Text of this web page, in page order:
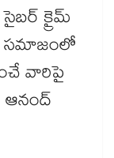
క్రైమ్
సమాజంలో
వారిపై